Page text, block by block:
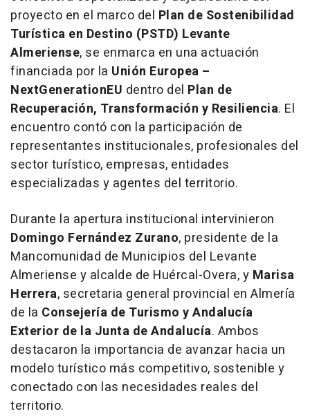
proyecto en el marco del Plan de Sostenibilidad
Turística en Destino (PSTD) Levante
Almeriense, se enmarca en una actuación
financiada por la Unión Europea –
NextGenerationEU dentro del Plan de
Recuperación, Transformación y Resiliencia. El
encuentro contó con la participación de
representantes institucionales, profesionales del
sector turístico, empresas, entidades
especializadas y agentes del territorio.
Durante la apertura institucional intervinieron
Domingo Fernández Zurano, presidente de la
Mancomunidad de Municipios del Levante
Almeriense y alcalde de Huércal-Overa, y Marisa
Herrera, secretaria general provincial en Almería
de la Consejería de Turismo y Andalucía
Exterior de la Junta de Andalucía. Ambos
destacaron la importancia de avanzar hacia un
modelo turístico más competitivo, sostenible y
conectado con las necesidades reales del
territorio.